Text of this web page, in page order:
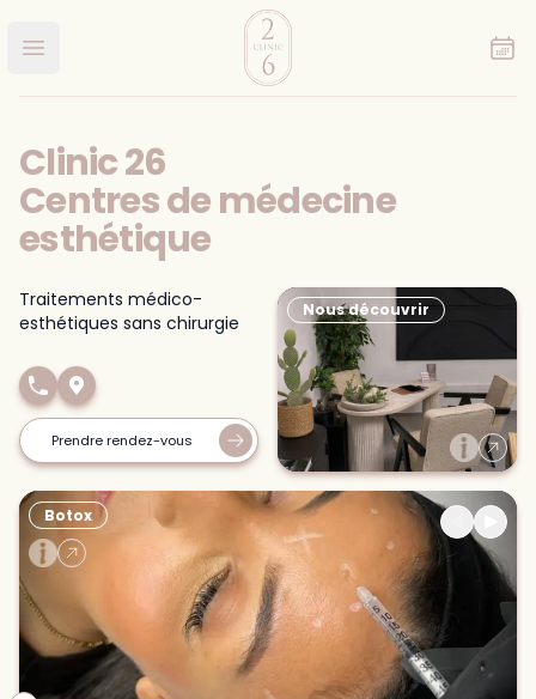
Ouvrir le menu principal
Clinic 26
Clinic 26
Centres de médecine
esthétique
Traitements médico-
esthétiques sans chirurgie
Nous découvrir
Nous contacter
Nos centres
Prendre rendez-vous
Botox